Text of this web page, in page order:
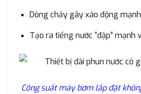
Dòng chảy gây xáo động
Tạo ra tiếng nước “đập” mạnh
Công suất máy bơm lắp đặt